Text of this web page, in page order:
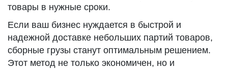
товары в нужные сроки.
Если ваш бизнес нуждается в быстрой и
надежной доставке небольших партий товаров,
сборные грузы станут оптимальным решением.
Этот метод не только экономичен, но и